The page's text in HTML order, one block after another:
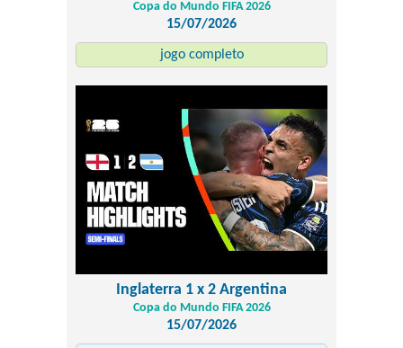
Copa do Mundo FIFA 2026
15/07/2026
jogo completo
Inglaterra 1 x 2 Argentina
Copa do Mundo FIFA 2026
15/07/2026